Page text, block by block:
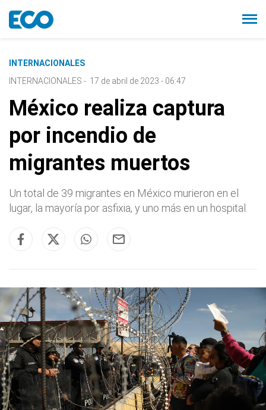
INTERNACIONALES
INTERNACIONALES - 17 de abril de 2023 - 06:47
México realiza captura
por incendio de
migrantes muertos
Un total de 39 migrantes en México murieron en el
lugar, la mayoría por asfixia, y uno más en un hospital.